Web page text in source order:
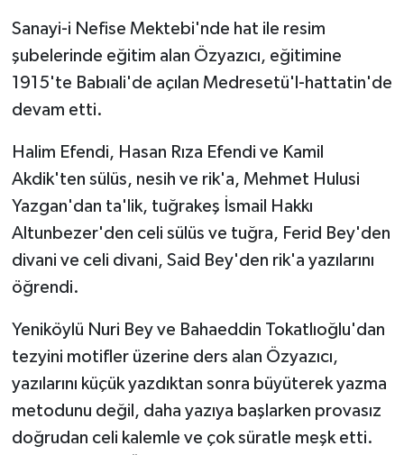
Sanayi-i Nefise Mektebi'nde hat ile resim
şubelerinde eğitim alan Özyazıcı, eğitimine
1915'te Babıali'de açılan Medresetü'l-hattatin'de
devam etti.
Halim Efendi, Hasan Rıza Efendi ve Kamil
Akdik'ten sülüs, nesih ve rik'a, Mehmet Hulusi
Yazgan'dan ta'lik, tuğrakeş İsmail Hakkı
Altunbezer'den celi sülüs ve tuğra, Ferid Bey'den
divani ve celi divani, Said Bey'den rik'a yazılarını
öğrendi.
Yeniköylü Nuri Bey ve Bahaeddin Tokatlıoğlu'dan
tezyini motifler üzerine ders alan Özyazıcı,
yazılarını küçük yazdıktan sonra büyüterek yazma
metodunu değil, daha yazıya başlarken provasız
doğrudan celi kalemle ve çok süratle meşk etti.